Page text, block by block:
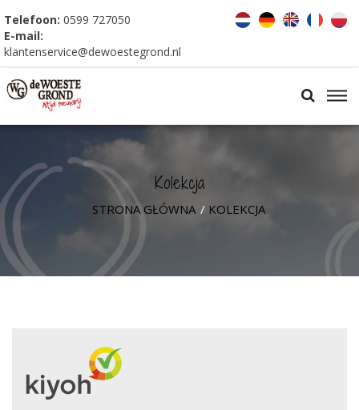
Telefoon: 0599 727050
E-mail:
klantenservice@dewoestegrond.nl
Kolekcja
STRONA GŁÓWNA / KOLEKCJA